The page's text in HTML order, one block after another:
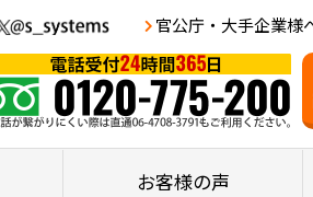
官公庁・大手企業様
お客様の声